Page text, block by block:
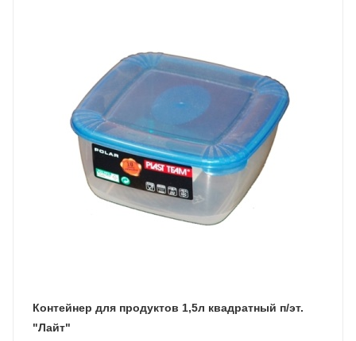
Контейнер для продуктов 1,5л квадратный п/эт.
"Лайт"